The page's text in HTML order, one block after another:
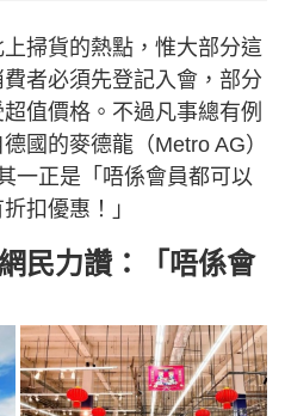
掃貨的熱點，惟大部分這
者必須先登記入會，部分
值價格。不過凡事總有例
國的麥德龍（Metro AG）
一正是「唔係會員都可以
扣優惠！」
民力讚：「唔係會